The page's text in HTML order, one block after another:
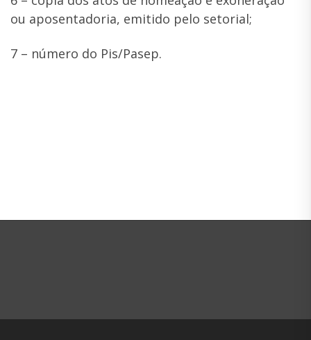
ou aposentadoria, emitido pelo setorial;
7 – número do Pis/Pasep.